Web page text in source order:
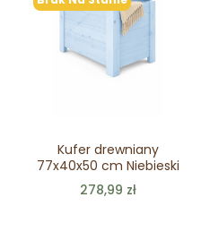
Kufer drewniany
77x40x50 cm Niebieski
278,99 zł